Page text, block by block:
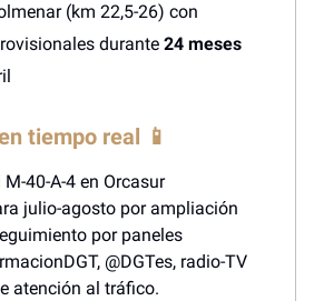
(km 22,5-26) con
durante 24 meses
tiempo real 📱
40-A-4 en Orcasur
julio-agosto por ampliación
por paneles
@DGTes, radio-TV
atención al tráfico.